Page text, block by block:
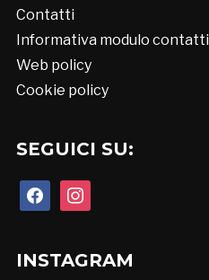
Contatti
Informativa modulo contatti
Web policy
Cookie policy
SEGUICI SU:
facebookinstagram
INSTAGRAM